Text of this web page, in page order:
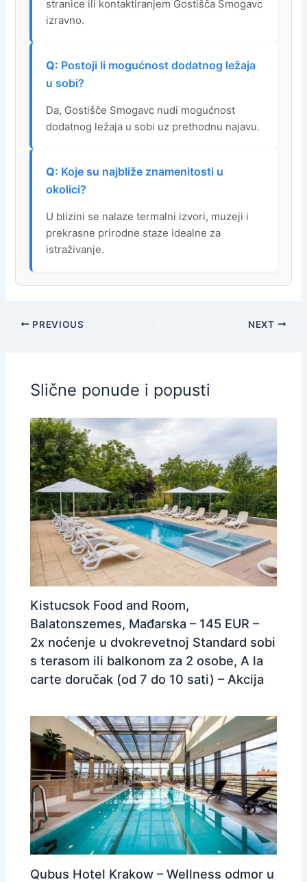
stranice ili kontaktiranjem Gostišča Smogavc
izravno.
Postoji li mogućnost dodatnog ležaja
u sobi?
Da, Gostišče Smogavc nudi mogućnost
dodatnog ležaja u sobi uz prethodnu najavu.
Koje su najbliže znamenitosti u
okolici?
U blizini se nalaze termalni izvori, muzeji i
prekrasne prirodne staze idealne za
istraživanje.
PREVIOUS NEXT
Slične ponude i popusti
Kistucsok Food and Room,
Balatonszemes, Mađarska – 145 EUR –
2x noćenje u dvokrevetnoj Standard sobi
s terasom ili balkonom za 2 osobe, A la
carte doručak (od 7 do 10 sati) – Akcija
Qubus Hotel Krakow – Wellness odmor u